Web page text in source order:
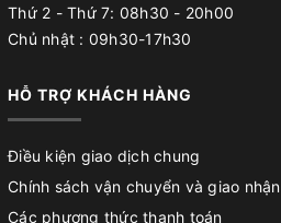
Thứ 2 - Thứ 7: 08h30 - 20h00
Chủ nhật : 09h30-17h30
HỖ TRỢ KHÁCH HÀNG
Điều kiện giao dịch chung
Chính sách vận chuyển và giao nhận
Các phương thức thanh toán